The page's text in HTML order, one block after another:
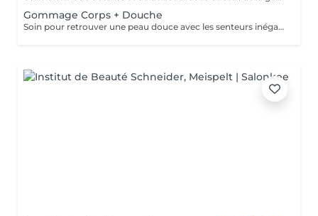
Gommage Corps + Douche
Soin pour retrouver une peau douce avec les senteurs inégalables de notre gamme 'Sultane de Saba' Un gommage régulier: évite les poils incarnés et élimine les cellules mortes. Très recommandé avant l'exposition au soleil (bronzage durera plus longtemps) Avant un soin amincissant pour optimiser son résultat.